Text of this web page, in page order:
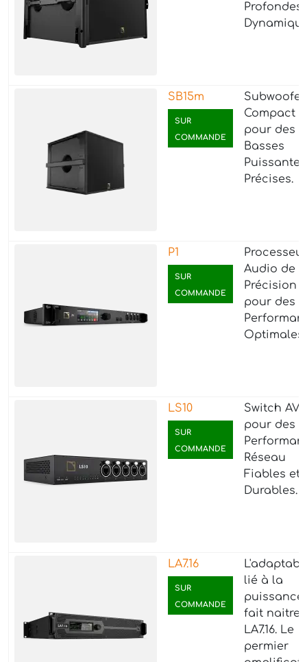
Profondes
SB15m
SUR
COMMANDE
Subwoofer
Compact
pour des
Basses
Précises.
P1
SUR
COMMANDE
Processeur
Audio de
Précision
pour des
Optimales.
LS10
SUR
COMMANDE
Switch AVB
pour des
Réseau
Fiables et
Durables.
LA7.16
SUR
COMMANDE
lié à la
puissance
fait naitre
LA7.16. Le
permier